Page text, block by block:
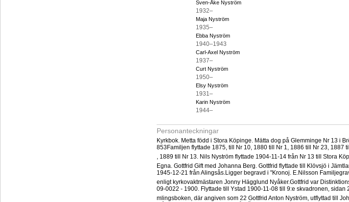
Sven-Åke Nyström
1932–
Maja Nyström
1935–
Ebba Nyström
1940–1943
Carl-Axel Nyström
1937–
Curt Nyström
1950–
Elsy Nyström
1931–
Karin Nyström
1944–
Personanteckningar
Kyrkbok. Metta född i Stora Köpinge. Mätta dog på Glemminge Nr 13 i
853Familjen flyttade 1875, till Nr 10, 1880 till Nr 1, 1886 till Nr 23, 1887
, 1889 till Nr 13. Nils Nyström flyttade 1904-11-14 från Nr 13 till Stora
Egna. Gottfrid Gift med Johanna Berg. Gottfrid flyttade till Klövsjö i
1945-12-21 från Alingsås.Ligger begravd i "Kronoj. E.Nilsson
enligt kyrkovaktmästaren Jonny Hägglund Nyåker.Gottfrid var
09-0022 - 1900. Flyttade till Ystad 1900-11-08 till 9:e skvadronen, sidan
mlingsboken, där angiven som 22 Gottfrid Anton Nyström, utflyttad till